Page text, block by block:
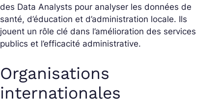
des Data Analysts pour analyser les données de
santé, d’éducation et d’administration locale. Ils
jouent un rôle clé dans l’amélioration des services
publics et l’efficacité administrative.
Organisations
internationales